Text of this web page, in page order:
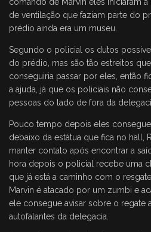
de ventilação que faziam parte do
prédio ainda era um museu.
Segundo o policial os dutos
do prédio, mas são tão estreitos
conseguiria passar por eles, então
a ajuda, já que os policiais não
pessoas do lado de fora da
Pouco tempo depois eles
debaixo da estátua que fica no hall,
manter contato após encontrar a
hora depois o policial recebe uma
que já está a caminho com o
Marvin é atacado por um zumbi e
ele consegue avisar sobre o regate
autofalantes da delegacia.